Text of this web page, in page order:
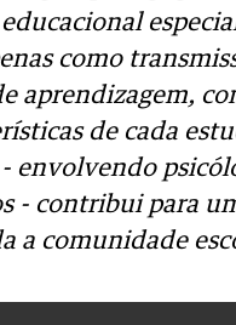
como
aprendizagem,
de cada
envolvendo
- contribui para
a comunidade